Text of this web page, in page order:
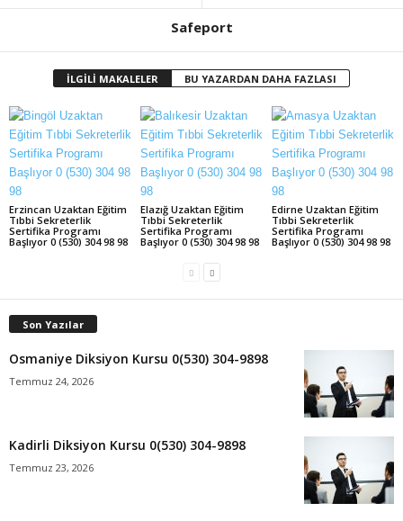
Safeport
İLGİLİ MAKALELER BU YAZARDAN DAHA FAZLASI
Erzincan Uzaktan Eğitim
Tıbbi Sekreterlik
Sertifika Programı
Başlıyor 0 (530) 304 98 98
Elazığ Uzaktan Eğitim
Tıbbi Sekreterlik
Sertifika Programı
Başlıyor 0 (530) 304 98 98
Edirne Uzaktan Eğitim
Tıbbi Sekreterlik
Sertifika Programı
Başlıyor 0 (530) 304 98 98
Son Yazılar
Osmaniye Diksiyon Kursu 0(530) 304-9898
Temmuz 24, 2026
Kadirli Diksiyon Kursu 0(530) 304-9898
Temmuz 23, 2026